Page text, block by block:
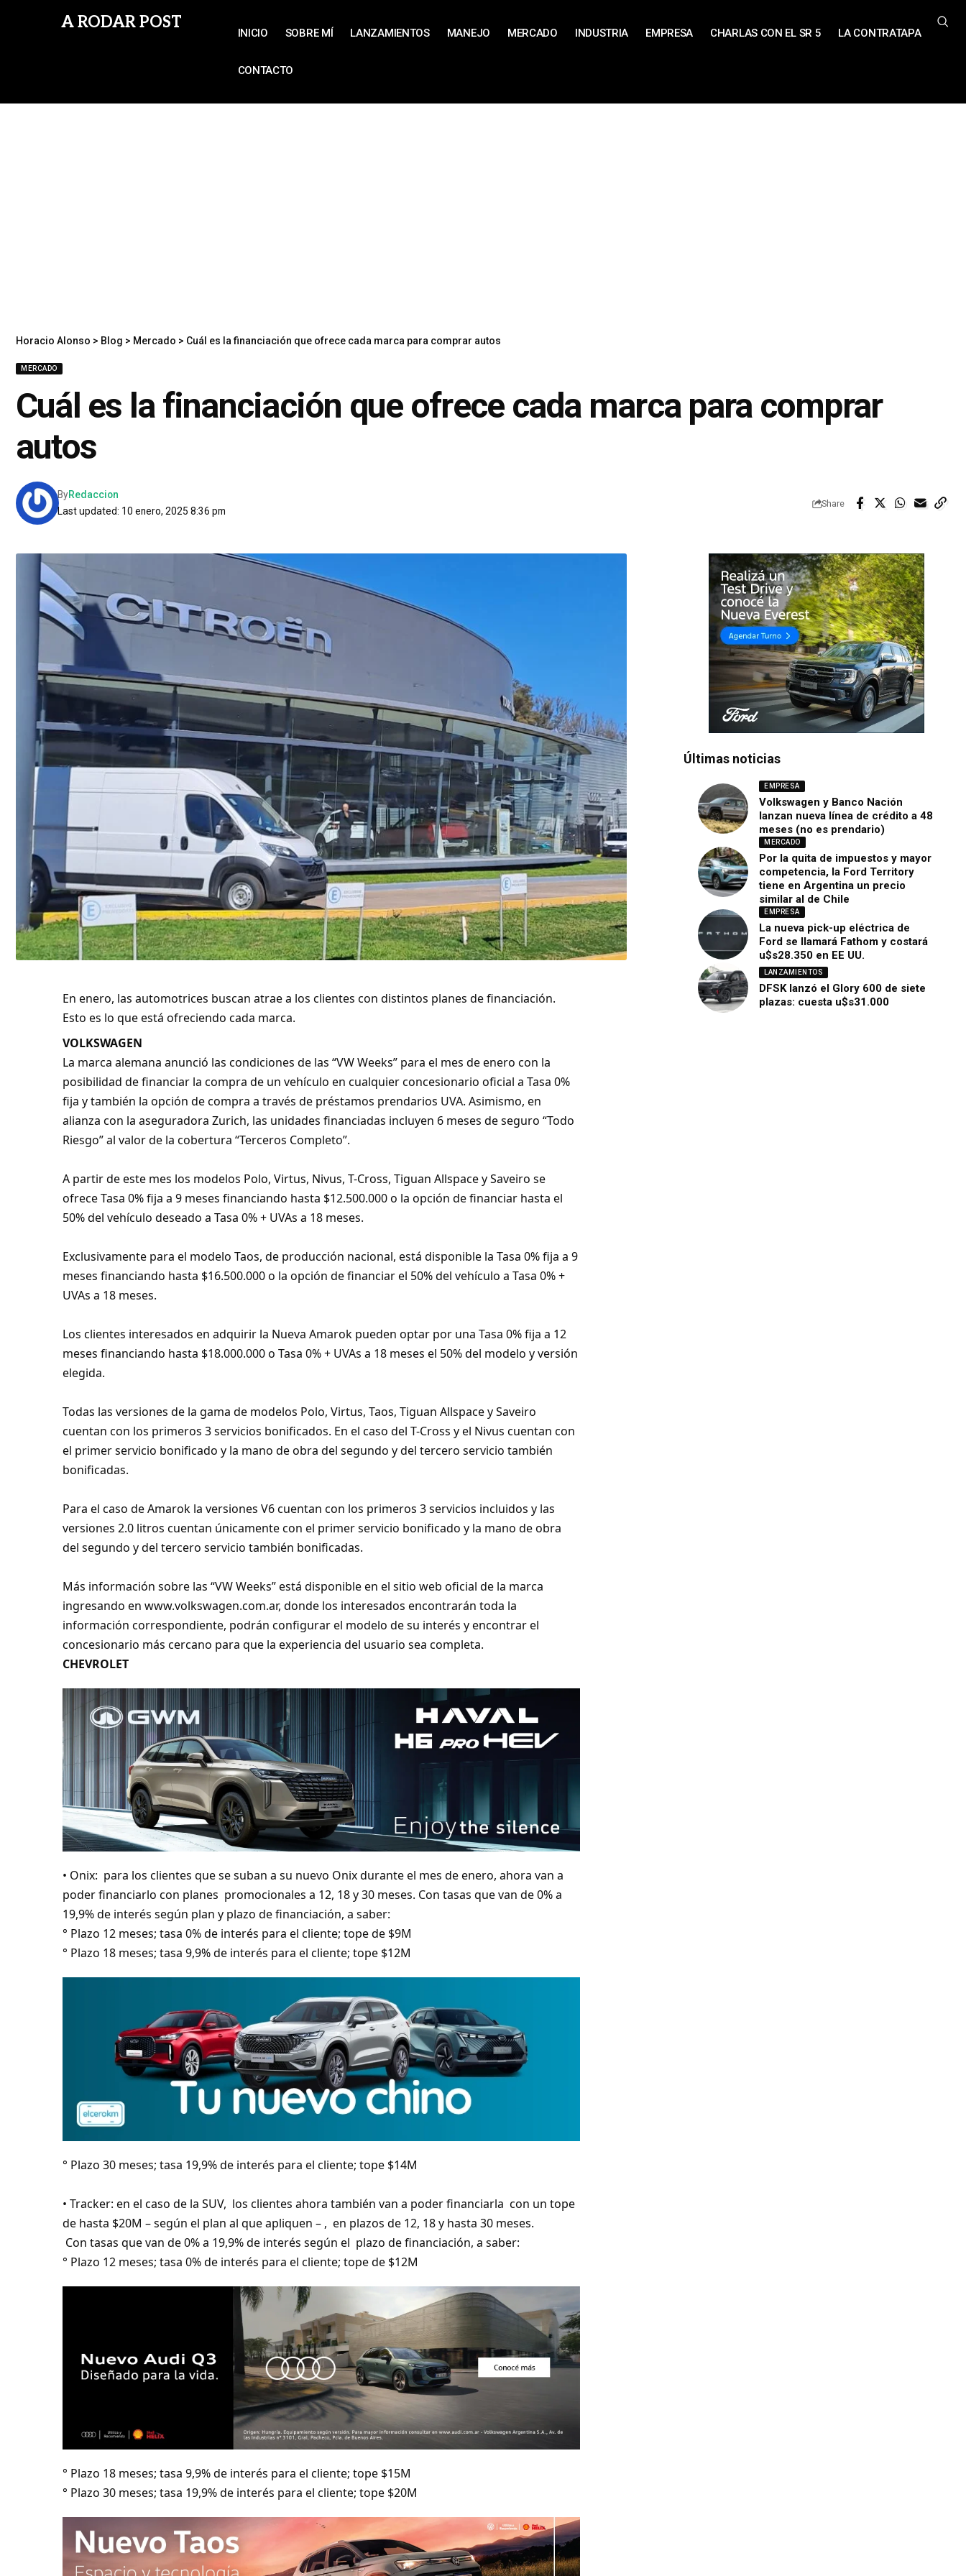
A RODAR POST
INICIO SOBRE MÍ LANZAMIENTOS MANEJO MERCADO INDUSTRIA EMPRESA CHARLAS CON EL SR 5 LA CONTRATAPA
CONTACTO
Horacio Alonso > Blog > Mercado > Cuál es la financiación que ofrece cada marca para comprar autos
MERCADO
Cuál es la financiación que ofrece cada marca para comprar
autos
Last updated: 10 enero, 2025 8:36 pm
ByRedaccion
Share
En enero, las automotrices buscan atrae a los clientes con distintos planes de financiación.
Esto es lo que está ofreciendo cada marca.
VOLKSWAGEN
La marca alemana anunció las condiciones de las “VW Weeks” para el mes de enero con la
posibilidad de financiar la compra de un vehículo en cualquier concesionario oficial a Tasa 0%
fija y también la opción de compra a través de préstamos prendarios UVA. Asimismo, en
alianza con la aseguradora Zurich, las unidades financiadas incluyen 6 meses de seguro “Todo
Riesgo” al valor de la cobertura “Terceros Completo”.
A partir de este mes los modelos Polo, Virtus, Nivus, T-Cross, Tiguan Allspace y Saveiro se
ofrece Tasa 0% fija a 9 meses financiando hasta $12.500.000 o la opción de financiar hasta el
50% del vehículo deseado a Tasa 0% + UVAs a 18 meses.
Exclusivamente para el modelo Taos, de producción nacional, está disponible la Tasa 0% fija a 9
meses financiando hasta $16.500.000 o la opción de financiar el 50% del vehículo a Tasa 0% +
UVAs a 18 meses.
Los clientes interesados en adquirir la Nueva Amarok pueden optar por una Tasa 0% fija a 12
meses financiando hasta $18.000.000 o Tasa 0% + UVAs a 18 meses el 50% del modelo y versión
elegida.
Todas las versiones de la gama de modelos Polo, Virtus, Taos, Tiguan Allspace y Saveiro
cuentan con los primeros 3 servicios bonificados. En el caso del T-Cross y el Nivus cuentan con
el primer servicio bonificado y la mano de obra del segundo y del tercero servicio también
bonificadas.
Para el caso de Amarok la versiones V6 cuentan con los primeros 3 servicios incluidos y las
versiones 2.0 litros cuentan únicamente con el primer servicio bonificado y la mano de obra
del segundo y del tercero servicio también bonificadas.
Más información sobre las “VW Weeks” está disponible en el sitio web oficial de la marca
ingresando en www.volkswagen.com.ar, donde los interesados encontrarán toda la
información correspondiente, podrán configurar el modelo de su interés y encontrar el
concesionario más cercano para que la experiencia del usuario sea completa.
CHEVROLET
• Onix: para los clientes que se suban a su nuevo Onix durante el mes de enero, ahora van a
poder financiarlo con planes promocionales a 12, 18 y 30 meses. Con tasas que van de 0% a
19,9% de interés según plan y plazo de financiación, a saber:
° Plazo 12 meses; tasa 0% de interés para el cliente; tope de $9M
° Plazo 18 meses; tasa 9,9% de interés para el cliente; tope $12M
° Plazo 30 meses; tasa 19,9% de interés para el cliente; tope $14M
• Tracker: en el caso de la SUV, los clientes ahora también van a poder financiarla con un tope
de hasta $20M – según el plan al que apliquen – , en plazos de 12, 18 y hasta 30 meses.
Con tasas que van de 0% a 19,9% de interés según el plazo de financiación, a saber:
° Plazo 12 meses; tasa 0% de interés para el cliente; tope de $12M
° Plazo 18 meses; tasa 9,9% de interés para el cliente; tope $15M
° Plazo 30 meses; tasa 19,9% de interés para el cliente; tope $20M
Últimas noticias
EMPRESA
Volkswagen y Banco Nación
lanzan nueva línea de crédito a 48
meses (no es prendario)
MERCADO
Por la quita de impuestos y mayor
competencia, la Ford Territory
tiene en Argentina un precio
similar al de Chile
EMPRESA
La nueva pick-up eléctrica de
Ford se llamará Fathom y costará
u$s28.350 en EE UU.
LANZAMIENTOS
DFSK lanzó el Glory 600 de siete
plazas: cuesta u$s31.000